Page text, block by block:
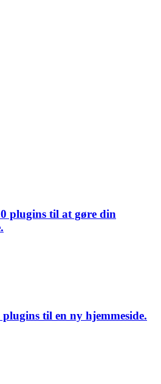
plugins til at gøre din
til en ny hjemmeside.